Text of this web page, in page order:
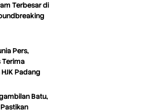
Terbesar di
Pers,
Terima
Padang
Batu,